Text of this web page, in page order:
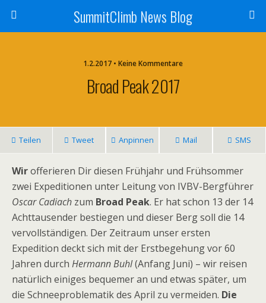
SummitClimb News Blog
1.2.2017 • Keine Kommentare
Broad Peak 2017
Teilen Tweet Anpinnen Mail SMS
Wirofferieren Dir diesen Frühjahr und Frühsommer
zwei Expeditionen unter Leitung von IVBV-Bergführer
Oscar Cadiach zum Broad Peak. Er hat schon 13 der 14
Achttausender bestiegen und dieser Berg soll die 14
vervollständigen. Der Zeitraum unser ersten
Expedition deckt sich mit der Erstbegehung vor 60
Jahren durch Hermann Buhl(Anfang Juni) – wir reisen
natürlich einiges bequemer an und etwas später, um
die Schneeproblematik des April zu vermeiden. Die